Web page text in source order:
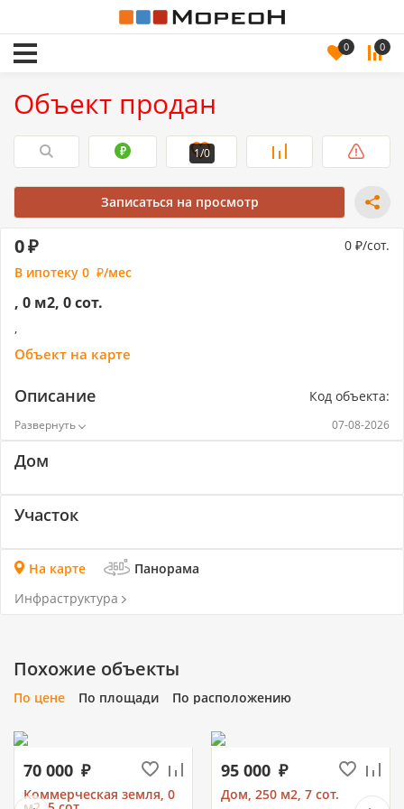
0 0
Объект продан
1/0
Записаться на просмотр
, 0 м2, 0 сот.
,
Объект на карте
0 0
/сот.
В ипотеку 0 /мес
Описание Код объекта:
07-08-2026
Дом
Участок
На карте
Панорама
Инфраструктура
Похожие объекты
По цене По площади По расположению
70 000
Коммерческая земля, 0
95 000
Дом, 250 м2, 7 сот.